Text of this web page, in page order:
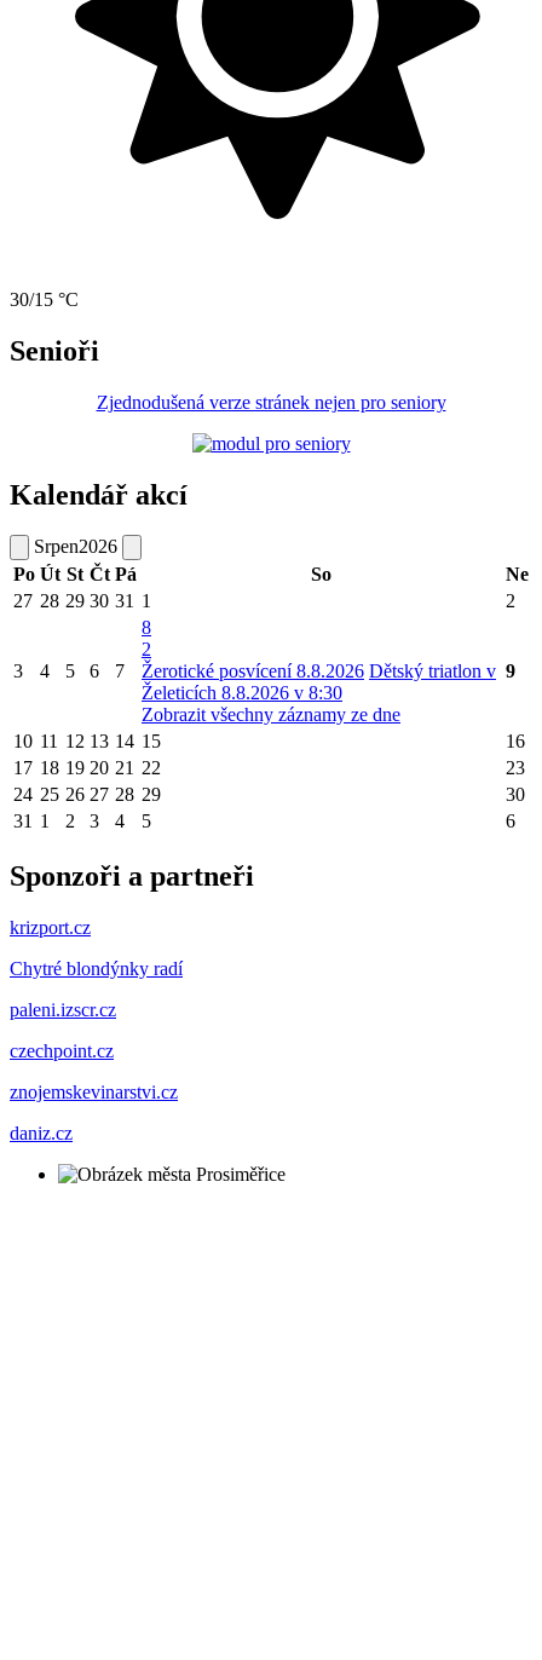
30/15 °C
Senioři
Zjednodušená verze stránek nejen pro seniory
Kalendář akcí
Srpen2026
Po Út St Čt Pá So
Ne
27 28 29 30 31 1 2
3 4 5 6 7
8
2
Žerotické posvícení 8.8.2026 Dětský triatlon v
Želeticích 8.8.2026 v 8:30
Zobrazit všechny záznamy ze dne
9
10 11 12 13 14 15
16
17 18 19 20 21 22
23
24 25 26 27 28 29
30
31 1 2 3 4 5 6
Sponzoři a partneři
krizport.cz
Chytré blondýnky radí
paleni.izscr.cz
czechpoint.cz
znojemskevinarstvi.cz
daniz.cz